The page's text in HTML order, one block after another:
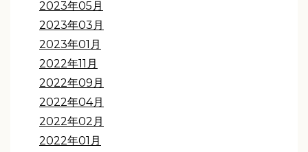
2023年05月
2023年03月
2023年01月
2022年11月
2022年09月
2022年04月
2022年02月
2022年01月